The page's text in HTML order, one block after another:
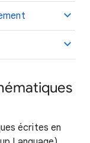
écrites en